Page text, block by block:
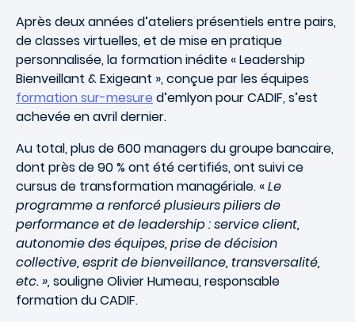
Après deux années d’ateliers présentiels entre pairs,
de classes virtuelles, et de mise en pratique
personnalisée, la formation inédite « Leadership
Bienveillant & Exigeant », conçue par les équipes
formation sur-mesure d’emlyon pour CADIF, s’est
achevée en avril dernier.
Au total, plus de 600 managers du groupe bancaire,
dont près de 90 % ont été certifiés, ont suivi ce
cursus de transformation managériale. «Le
programme a renforcé plusieurs piliers de
performance et de leadership : service client,
autonomie des équipes, prise de décision
collective, esprit de bienveillance, transversalité,
etc. », souligne Olivier Humeau, responsable
formation du CADIF.